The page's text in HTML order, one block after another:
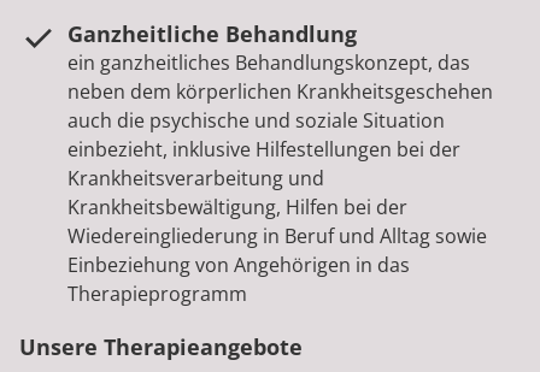
Ganzheitliche Behandlung
ein ganzheitliches Behandlungskonzept, das
neben dem körperlichen Krankheitsgeschehen
auch die psychische und soziale Situation
einbezieht, inklusive Hilfestellungen bei der
Krankheitsverarbeitung und
Krankheitsbewältigung, Hilfen bei der
Wiedereingliederung in Beruf und Alltag sowie
Einbeziehung von Angehörigen in das
Therapieprogramm
Unsere Therapieangebote